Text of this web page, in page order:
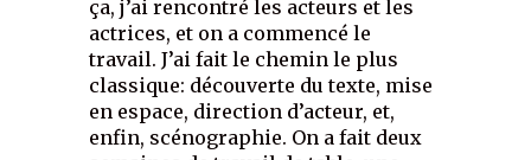
ça, j’ai rencontré les acteurs et les
actrices, et on a commencé le
travail. J’ai fait le chemin le plus
classique: découverte du texte, mise
en espace, direction d’acteur, et,
enfin, scénographie. On a fait deux